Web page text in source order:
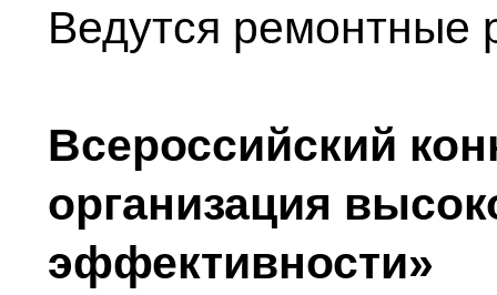
Ведутся ремонтные
Всероссийский
организация
эффективности»